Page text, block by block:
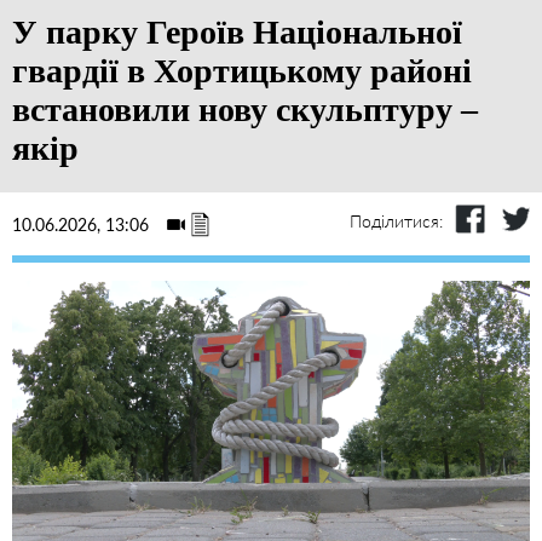
У парку Героїв Національної
гвардії в Хортицькому районі
встановили нову скульптуру –
якір
10.06.2026, 13:06 Поділитися: